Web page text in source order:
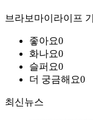
브라보마이라이프
좋아요0
화나요0
슬퍼요0
더 궁금해요0
최신뉴스